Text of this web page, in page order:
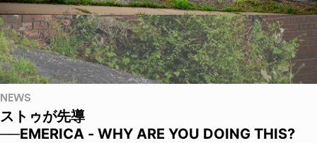
NEWS
ストゥが先導
──EMERICA - WHY ARE YOU DOING THIS?